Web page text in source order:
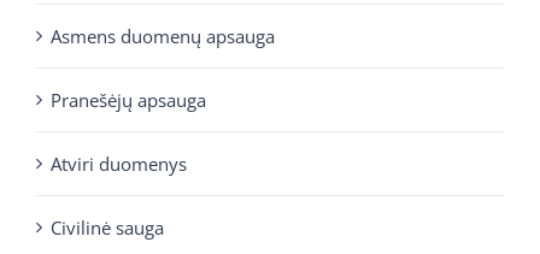
Asmens duomenų apsauga
Pranešėjų apsauga
Atviri duomenys
Civilinė sauga